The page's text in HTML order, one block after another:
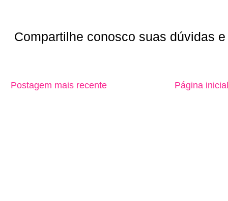
Compartilhe conosco suas dúvidas
Postagem mais recente Página inicial